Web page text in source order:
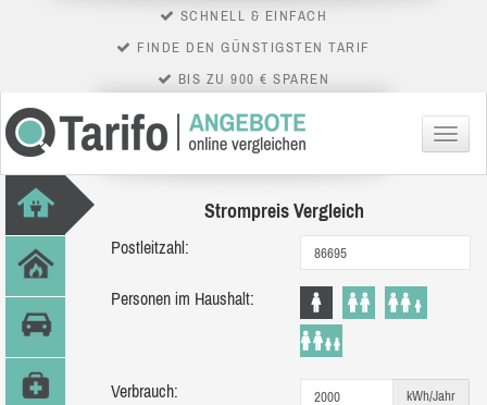
SCHNELL & EINFACH
FINDE DEN GÜNSTIGSTEN TARIF
BIS ZU 900 € SPAREN
Menü
Strompreis Vergleich
Postleitzahl:
Personen im Haushalt:
Verbrauch: kWh/Jahr